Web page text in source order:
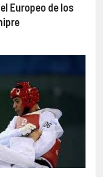
Europeo de los